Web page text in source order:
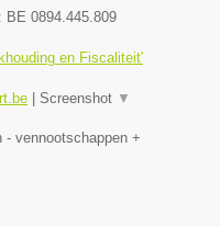
BE 0894.445.809
en Fiscaliteit'
Screenshot ▼
vennootschappen +